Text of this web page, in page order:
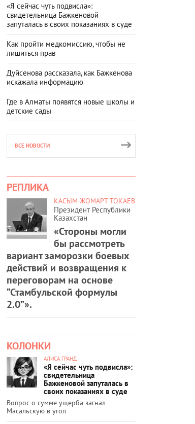
«Я сейчас чуть подвисла»:
свидетельница Бажкеновой
запуталась в своих показаниях в суде
Как пройти медкомиссию, чтобы не
лишиться прав
Дуйсенова рассказала, как Бажкенова
искажала информацию
Где в Алматы появятся новые школы и
детские сады
ВСЕ НОВОСТИ
РЕПЛИКА
КАСЫМ-ЖОМАРТ ТОКАЕВ
Президент Республики
Казахстан
«Стороны могли
бы рассмотреть
вариант заморозки боевых
действий и возвращения к
переговорам на основе
“Стамбульской формулы
2.0”».
КОЛОНКИ
АЛИСА ГРАНД
«Я сейчас чуть подвисла»:
свидетельница
Бажкеновой запуталась в
своих показаниях в суде
Вопрос о сумме ущерба загнал
Масальскую в угол